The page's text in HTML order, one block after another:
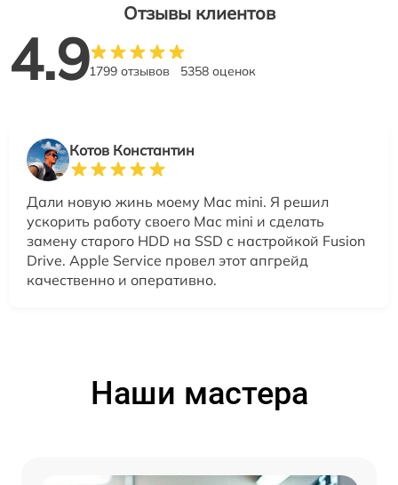
Отзывы клиентов
4.91799 отзывов 5358 оценок
Котов Константин
Дали новую жинь моему Mac mini. Я решил
ускорить работу своего Mac mini и сделать
замену старого HDD на SSD с настройкой Fusion
Drive. Apple Service провел этот апгрейд
качественно и оперативно.
Наши мастера